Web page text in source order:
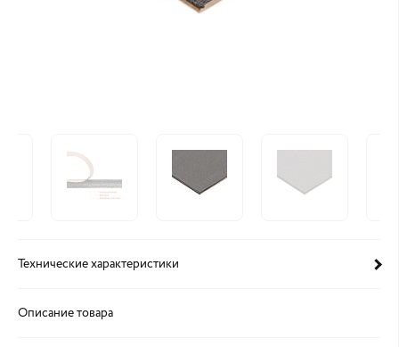
Технические характеристики
Описание товара